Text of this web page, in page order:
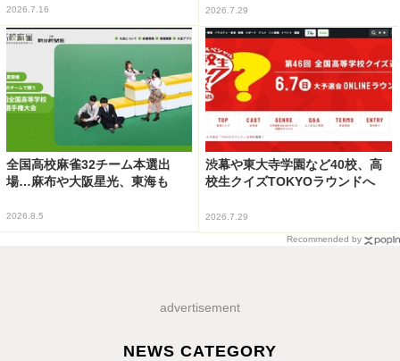
2026.7.16 2026.7.29
全国高校麻雀32チーム本選出
場…麻布や大阪星光、東海も
2026.8.5
渋幕や東大寺学園など40校、高
校生クイズTOKYOラウンドへ
2026.7.29
Recommended by
advertisement
NEWS CATEGORY